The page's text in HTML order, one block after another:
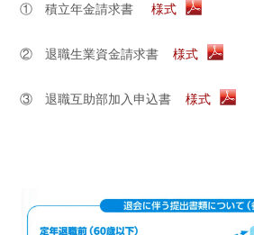
① 積立年金請求書様式
② 退職生業資金請求書様式
③ 退職互助部加入申込書様式